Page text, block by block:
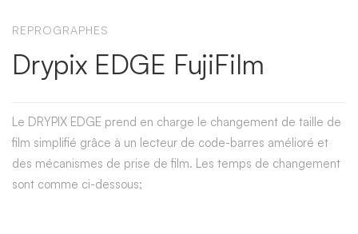
REPROGRAPHES
Drypix EDGE FujiFilm
Le DRYPIX EDGE prend en charge le changement de taille de
film simplifié grâce à un lecteur de code-barres amélioré et
des mécanismes de prise de film. Les temps de changement
sont comme ci-dessous;